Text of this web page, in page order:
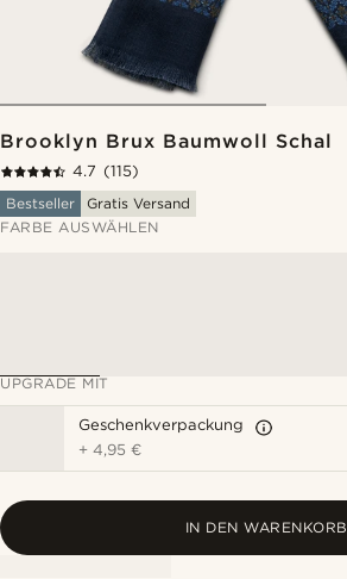
Brooklyn Brux Baumwoll Schal
4.7 (115)
Bestseller
Gratis Versand
FARBE AUSWÄHLEN
UPGRADE MIT
Geschenkverpackung
+4,95 €
IN DEN WARENKORB